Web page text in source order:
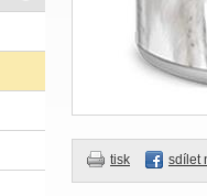
tisk sdílet